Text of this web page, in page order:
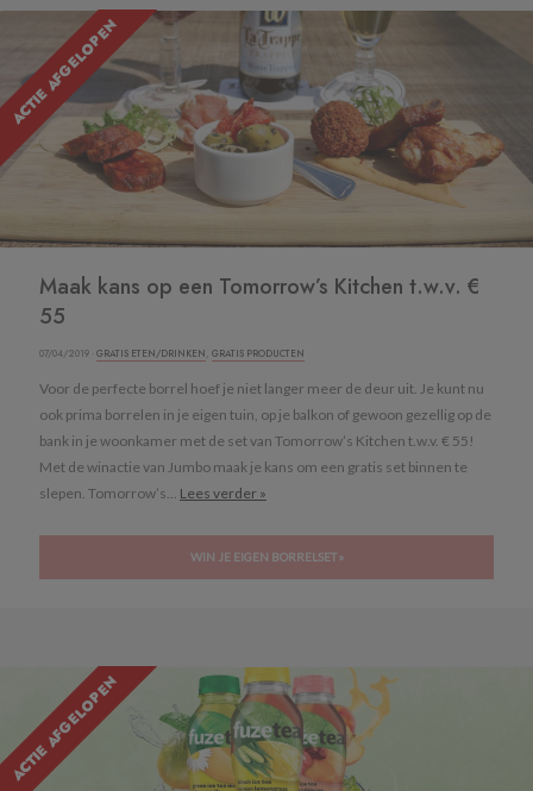
ACTIE AFGELOPEN
Maak kans op een Tomorrow’s Kitchen t.w.v. €
55
07/04/2019 · GRATIS ETEN/DRINKEN, GRATIS PRODUCTEN
Voor de perfecte borrel hoef je niet langer meer de deur uit. Je kunt nu
ook prima borrelen in je eigen tuin, op je balkon of gewoon gezellig op de
bank in je woonkamer met de set van Tomorrow’s Kitchen t.w.v. € 55!
Met de winactie van Jumbo maak je kans om een gratis set binnen te
slepen. Tomorrow’s... Lees verder »
WIN JE EIGEN BORRELSET »
ACTIE AFGELOPEN